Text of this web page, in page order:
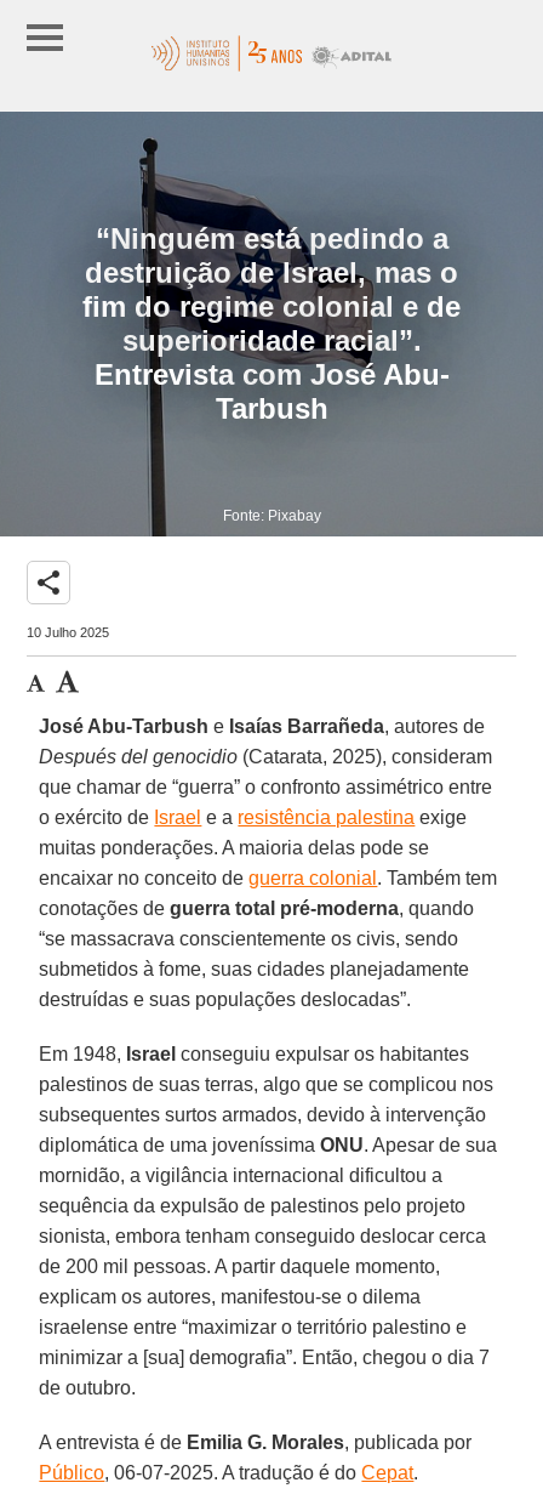
“Ninguém está pedindo a
destruição de Israel, mas o
fim do regime colonial e de
superioridade racial”.
Entrevista com José Abu-
Tarbush
Fonte: Pixabay
share
10 Julho 2025
José Abu-Tarbush e Isaías Barrañeda, autores de
Después del genocidio (Catarata, 2025), consideram
que chamar de “guerra” o confronto assimétrico entre
o exército de Israel e a resistência palestina exige
muitas ponderações. A maioria delas pode se
encaixar no conceito deguerra colonial . Também tem
conotações deguerra total pré-moderna, quando
“se massacrava conscientemente os civis, sendo
submetidos à fome, suas cidades planejadamente
destruídas e suas populações deslocadas”.
Em 1948, Israel conseguiu expulsar os habitantes
palestinos de suas terras, algo que se complicou nos
subsequentes surtos armados, devido à intervenção
diplomática de uma joveníssimaONU. Apesar de sua
mornidão, a vigilância internacional dificultou a
sequência da expulsão de palestinos pelo projeto
sionista, embora tenham conseguido deslocar cerca
de 200 mil pessoas. A partir daquele momento,
explicam os autores, manifestou-se o dilema
israelense entre “maximizar o território palestino e
minimizar a [sua] demografia”. Então, chegou o dia 7
de outubro.
A entrevista é de Emilia G. Morales, publicada por
Público, 06-07-2025. A tradução é doCepat.